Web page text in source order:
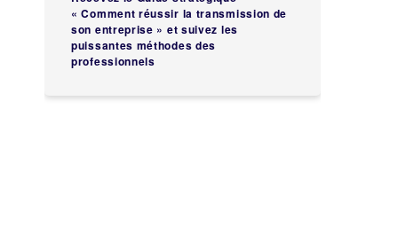
Structurer un accord
Faites-vous rappeler
« Comment réussir la transmission de
son entreprise » et suivez les
puissantes méthodes des
professionnels